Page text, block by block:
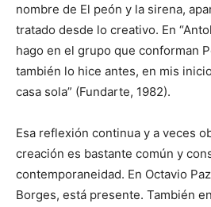
nombre de El peón y la sirena,
tratado desde lo creativo. En
hago en el grupo que conforman
también lo hice antes, en mis
casa sola” (Fundarte, 1982).
Esa reflexión continua y a veces
creación es bastante común y
contemporaneidad. En Octavio
Borges, está presente. También